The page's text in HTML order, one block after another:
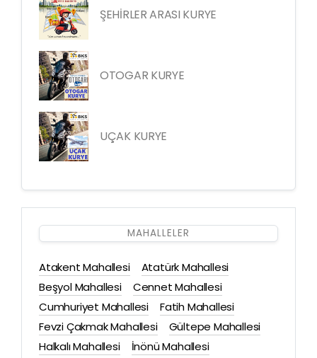
ŞEHİRLER ARASI KURYE
OTOGAR KURYE
UÇAK KURYE
MAHALLELER
Atakent Mahallesi
Atatürk Mahallesi
Beşyol Mahallesi
Cennet Mahallesi
Cumhuriyet Mahallesi
Fatih Mahallesi
Fevzi Çakmak Mahallesi
Gültepe Mahallesi
Halkalı Mahallesi
İnönü Mahallesi